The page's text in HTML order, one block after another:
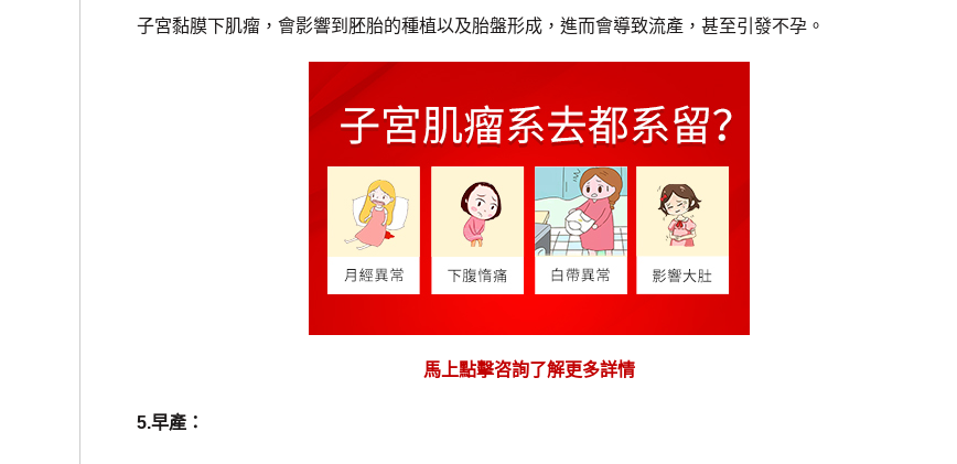
子宮黏膜下肌瘤，會影響到胚胎的種植以及胎盤形成，進而會導致流產，甚至引發不孕。
馬上點擊咨詢了解更多詳情
5.早產：